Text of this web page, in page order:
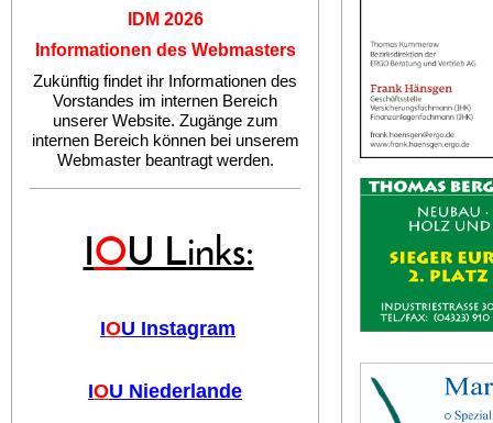
IDM 2026
Informationen des Webmasters
Zukünftig findet ihr Informationen des
Vorstandes im internen Bereich
unserer Website. Zugänge zum
internen Bereich können bei unserem
Webmaster beantragt werden.
IOU Links:
IOU Instagram
IOU Niederlande